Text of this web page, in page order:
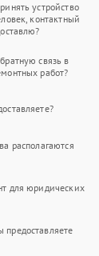
устройство
контактный
связь в
работ?
располагаются
для юридических